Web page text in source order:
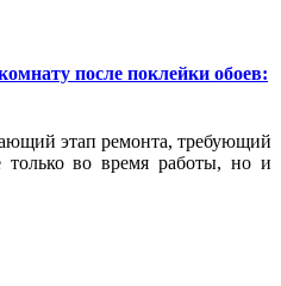
после поклейки обоев:
этап ремонта, требующий
только во время работы, но и